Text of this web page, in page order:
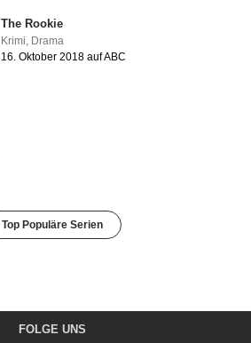
The Rookie
Krimi, Drama
16. Oktober 2018 auf ABC
Top Populäre Serien
FOLGE UNS